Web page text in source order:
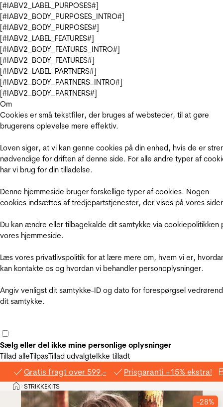
[#IABV2_LABEL_PURPOSES#]
[#IABV2_BODY_PURPOSES_INTRO#]
[#IABV2_BODY_PURPOSES#]
[#IABV2_LABEL_FEATURES#]
[#IABV2_BODY_FEATURES_INTRO#]
[#IABV2_BODY_FEATURES#]
[#IABV2_LABEL_PARTNERS#]
[#IABV2_BODY_PARTNERS_INTRO#]
[#IABV2_BODY_PARTNERS#]
Om
Cookies er små tekstfiler, der bruges af websteder, til at gøre
brugerens oplevelse mere effektiv.
Loven siger, at vi kan genne cookies på din enhed, hvis de er
nødvendige for driften af denne side. For alle andre typer af
har vi brug for din tilladelse.
Denne hjemmeside bruger forskellige typer af cookies. Nogen
cookies indsættes af tredjepartstjenester, der vises på vores
Du kan ændre eller tilbagekalde dit samtykke via cookiepolitikken
vores hjemmeside.
Læs vores privatlivspolitik for at lære mere om, hvem vi er,
kan kontakte os og hvordan vi behandler personoplysninger.
Angiv venligst dit samtykke-ID og dato for forespørgsel
dit samtykke.
Sælg eller del ikke mine personlige oplysninger
Tillad alleTilpasTillad udvalgteIkke tilladt
Gratis fragt over 599,- Prisgaranti +15% ekstra!
Hjem
>STRIKKEKITS
-28%